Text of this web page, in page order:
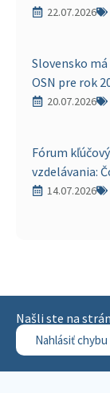
22.07.2026
Slovensko
OSN pre rok
20.07.2026
Fórum
vzdelávania:
14.07.2026
Našli ste na
Nahlásiť chybu